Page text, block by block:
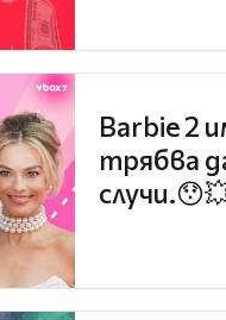
Barbie 2
трябва